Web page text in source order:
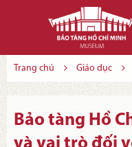
Trang chủ Giáo dục
Bảo tàng Hồ